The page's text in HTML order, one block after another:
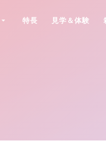
特長 見学＆体験